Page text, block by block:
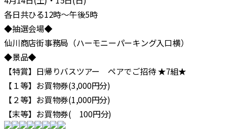
各日共ひる12時～午後5時
◆抽選会場◆
仙川商店街事務局（ハーモニーパーキング入口横）
◆景品◆
【特賞】日帰りバスツアー ペアでご招待 ★7組★
【１等】お買物券(3,000円分)
【２等】お買物券(1,000円分)
【末等】お買物券( 100円分)